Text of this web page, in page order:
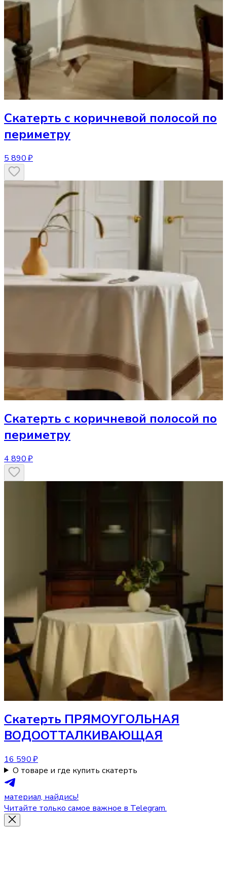
Скатерть с коричневой полосой по
периметру
5 890 ₽
Скатерть с коричневой полосой по
периметру
4 890 ₽
Скатерть ПРЯМОУГОЛЬНАЯ
ВОДООТТАЛКИВАЮЩАЯ
16 590 ₽
О товаре и где купить скатерть
материал, найдись!
Читайте только самое важное в Telegram.